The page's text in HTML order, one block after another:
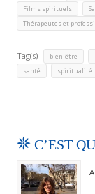
Films spirituels
Thérapeutes et
Tag(s) bien-être
santé spiritualité
C’EST